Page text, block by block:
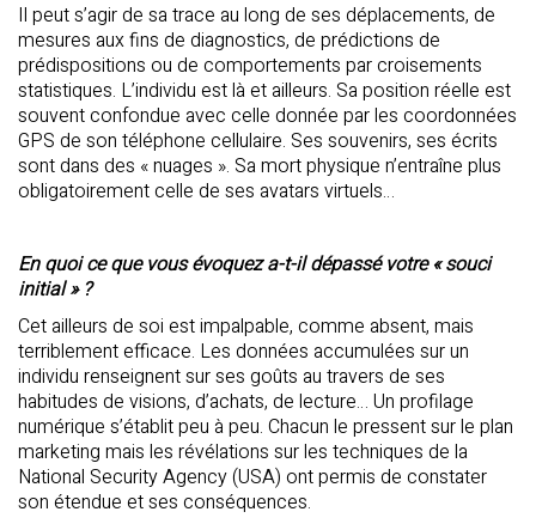
Il peut s’agir de sa trace au long de ses déplacements, de
mesures aux fins de diagnostics, de prédictions de
prédispositions ou de comportements par croisements
statistiques. L’individu est là et ailleurs. Sa position réelle est
souvent confondue avec celle donnée par les coordonnées
GPS de son téléphone cellulaire. Ses souvenirs, ses écrits
sont dans des « nuages ». Sa mort physique n’entraîne plus
obligatoirement celle de ses avatars virtuels…
En quoi ce que vous évoquez a-t-il dépassé votre « souci
initial » ?
Cet ailleurs de soi est impalpable, comme absent, mais
terriblement efficace. Les données accumulées sur un
individu renseignent sur ses goûts au travers de ses
habitudes de visions, d’achats, de lecture… Un profilage
numérique s’établit peu à peu. Chacun le pressent sur le plan
marketing mais les révélations sur les techniques de la
National Security Agency (USA) ont permis de constater
son étendue et ses conséquences.